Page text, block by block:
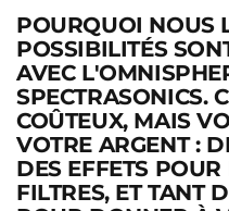
POURQUOI NOUS
POSSIBILITÉS
AVEC
SPECTRASONICS.
COÛTEUX, MAIS
VOTRE ARGENT :
DES EFFETS
FILTRES, ET TANT